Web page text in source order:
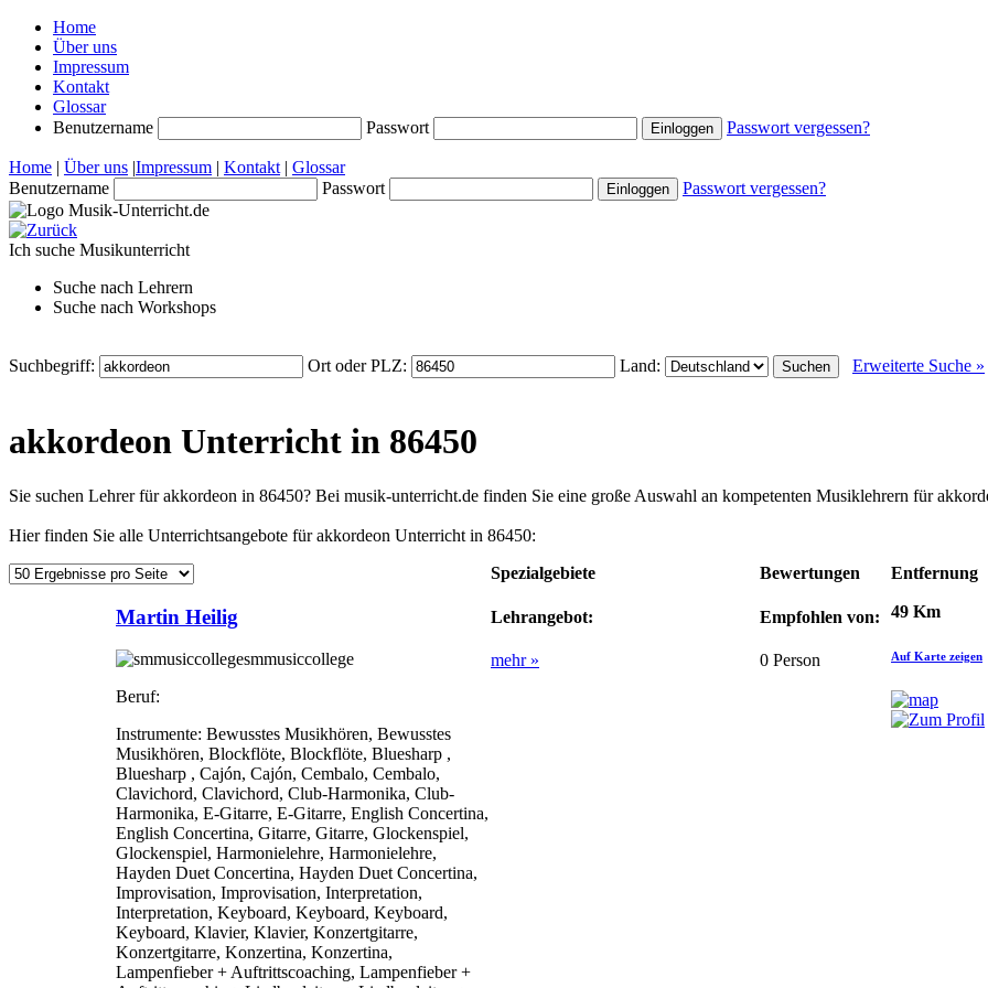
Home
Über uns
Impressum
Kontakt
Glossar
Benutzername
Passwort Passwort vergessen?
Home | Über uns |Impressum | Kontakt | Glossar
Benutzername
Passwort Passwort vergessen?
Ich suche Musikunterricht
Suche nach Lehrern
Suche nach Workshops
Suchbegriff: Ort oder PLZ: Land: Erweiterte Suche »
akkordeon Unterricht in 86450
Sie suchen Lehrer für akkordeon in 86450? Bei musik-unterricht.de finden Sie eine große Auswahl an kompetenten Musiklehrern für
Hier finden Sie alle Unterrichtsangebote für akkordeon Unterricht in 86450:
Spezialgebiete
Bewertungen Entfernung
Martin Heilig
smmusiccollege
Beruf:
Instrumente: Bewusstes Musikhören, Bewusstes
Musikhören, Blockflöte, Blockflöte, Bluesharp ,
Bluesharp , Cajón, Cajón, Cembalo, Cembalo,
Clavichord, Clavichord, Club-Harmonika, Club-
Harmonika, E-Gitarre, E-Gitarre, English Concertina,
English Concertina, Gitarre, Gitarre, Glockenspiel,
Glockenspiel, Harmonielehre, Harmonielehre,
Hayden Duet Concertina, Hayden Duet Concertina,
Improvisation, Improvisation, Interpretation,
Interpretation, Keyboard, Keyboard, Keyboard,
Keyboard, Klavier, Klavier, Konzertgitarre,
Konzertgitarre, Konzertina, Konzertina,
Lampenfieber + Auftrittscoaching, Lampenfieber +
Lehrangebot:
mehr »
Empfohlen von:
0 Person
49 Km
Auf Karte zeigen